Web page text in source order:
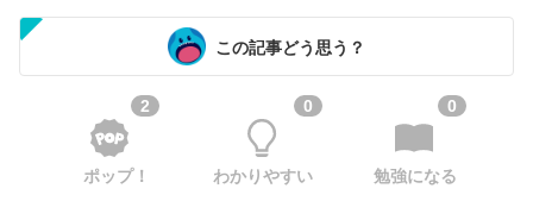
この記事どう思う？
2
ポップ！
0
わかりやすい
0
勉強になる